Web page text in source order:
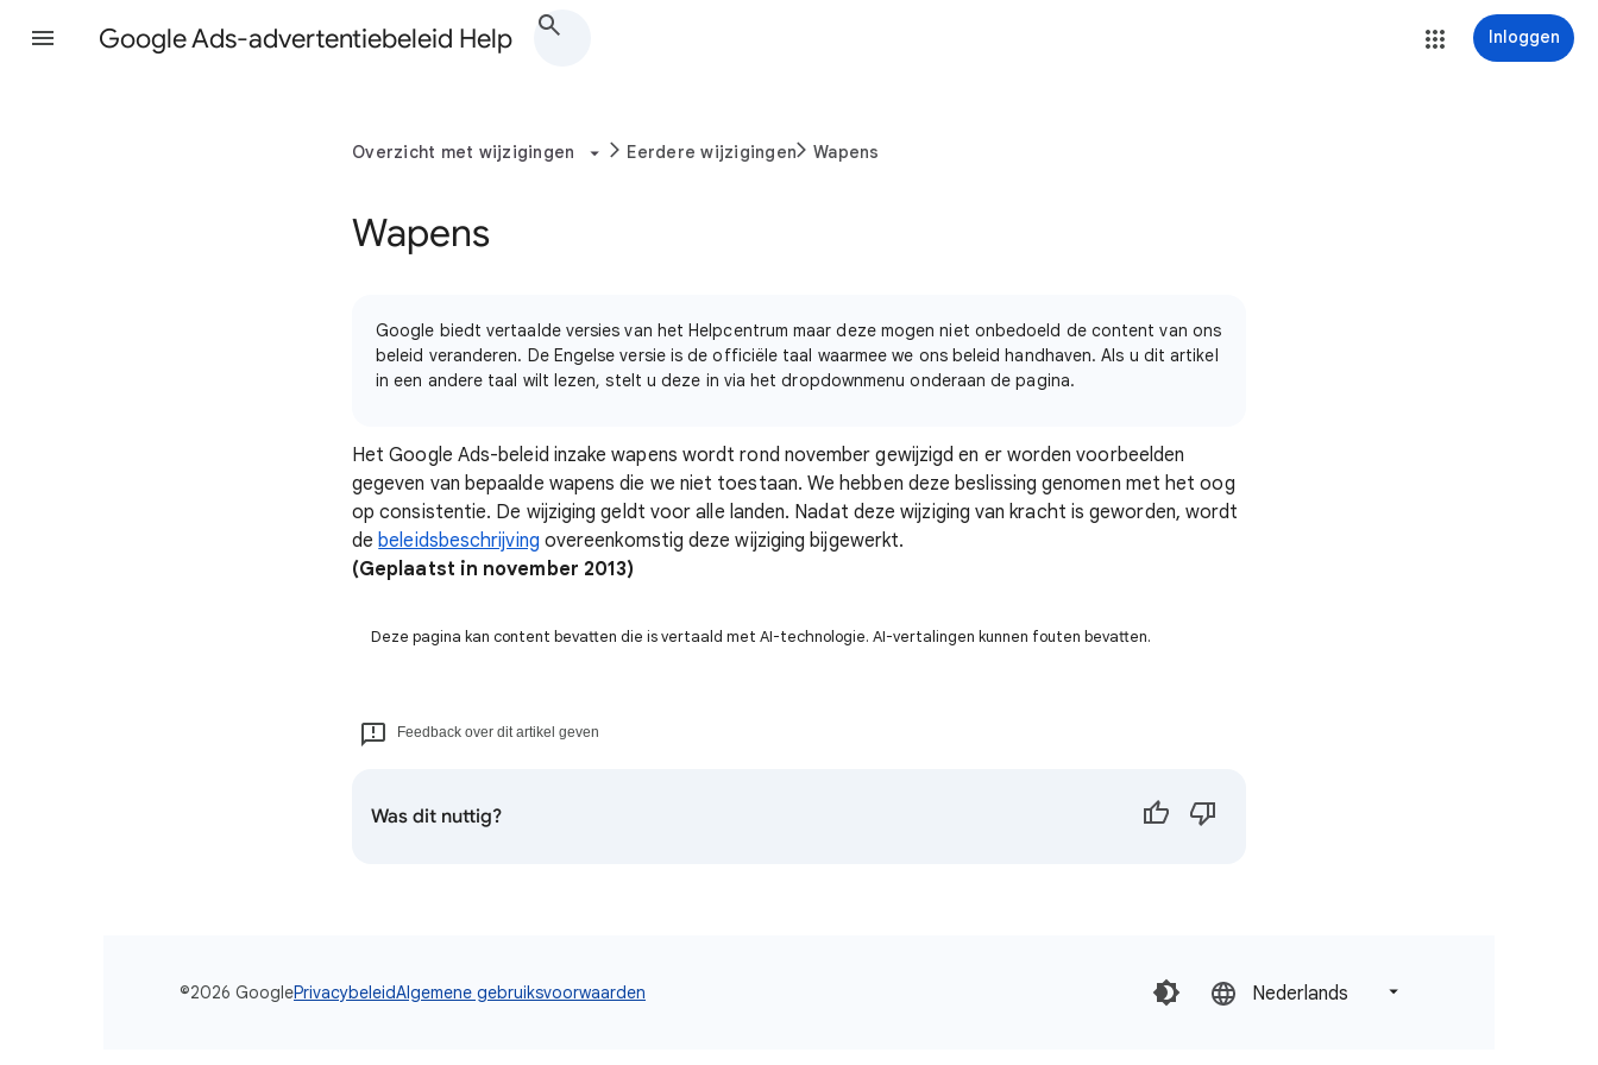
Google Ads-advertentiebeleid Help Inloggen
Overzicht met wijzigingen Eerdere wijzigingen Wapens
Wapens
Google biedt vertaalde versies van het Helpcentrum maar deze mogen niet onbedoeld de content van ons
beleid veranderen. De Engelse versie is de officiële taal waarmee we ons beleid handhaven. Als u dit artikel
in een andere taal wilt lezen, stelt u deze in via het dropdownmenu onderaan de pagina.
Het Google Ads-beleid inzake wapens wordt rond november gewijzigd en er worden voorbeelden
gegeven van bepaalde wapens die we niet toestaan. We hebben deze beslissing genomen met het oog
op consistentie. De wijziging geldt voor alle landen. Nadat deze wijziging van kracht is geworden, wordt
debeleidsbeschrijving overeenkomstig deze wijziging bijgewerkt.
(Geplaatst in november 2013)
Deze pagina kan content bevatten die is vertaald met AI-technologie. AI-vertalingen kunnen fouten bevatten.
Feedback over dit artikel geven
Was dit nuttig?
©2026 GooglePrivacybeleidAlgemene gebruiksvoorwaarden Nederlands‎